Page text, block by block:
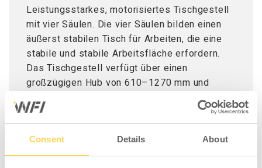
Consent Details About
Leistungsstarkes, motorisiertes Tischgestell
mit vier Säulen. Die vier Säulen bilden einen
äußerst stabilen Tisch für Arbeiten, die eine
stabile und stabile Arbeitsfläche erfordern.
Das Tischgestell verfügt über einen
großzügigen Hub von 610–1270 mm und
ermöglicht dadurch eine flexible Anpassung
an unterschiedliche Arbeitspositionen. Die
Höhenverstellung erfolgt einfach über eine
kleine, an jeder Seite der Tischplatte
angebrachte Tischsteuerung. Die